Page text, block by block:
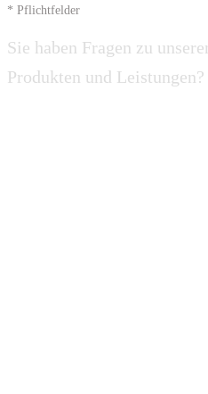
* Pflichtfelder
Sie haben Fragen zu
Produkten und Leistungen?